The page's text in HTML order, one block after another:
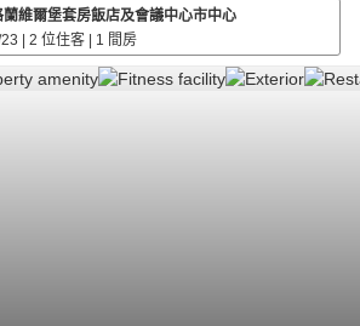
維爾堡套房飯店及會議中心市中心
| 2 位住客 | 1 間房